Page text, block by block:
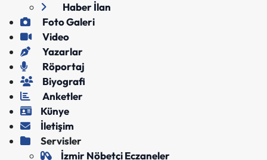
Haber İlan
Foto Galeri
Video
Yazarlar
Röportaj
Biyografi
Anketler
Künye
İletişim
Servisler
İzmir Nöbetçi Eczaneler